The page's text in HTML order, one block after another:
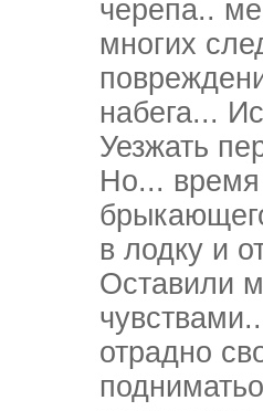
черепа..
многих
набега...
Уезжать
Но...
в лодку и
Оставили
отрадно